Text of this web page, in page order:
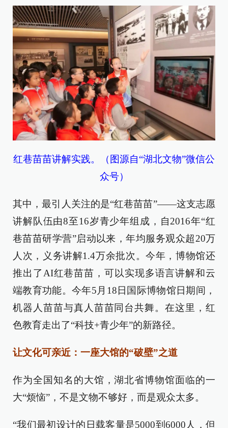
红巷苗苗讲解实践。（图源自“湖北文物”微信公
众号）
其中，最引人关注的是“红巷苗苗”——这支志愿
讲解队伍由8至16岁青少年组成，自2016年“红
巷苗苗研学营”启动以来，年均服务观众超20万
人次，义务讲解1.4万余批次。今年，博物馆还
推出了AI红巷苗苗，可以实现多语言讲解和云
端教育功能。今年5月18日国际博物馆日期间，
机器人苗苗与真人苗苗同台共舞。在这里，红
色教育走出了“科技+青少年”的新路径。
让文化可亲近：一座大馆的“破壁”之道
作为全国知名的大馆，湖北省博物馆面临的一
大“烦恼”，不是文物不够好，而是观众太多。
“我们最初设计的日载客量是5000到6000人，但